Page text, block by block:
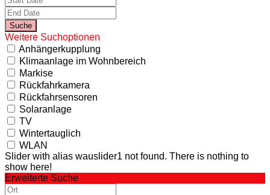
Weitere Suchoptionen
Anhängerkupplung
Klimaanlage im Wohnbereich
Markise
Rückfahrkamera
Rückfahrsensoren
Solaranlage
TV
Wintertauglich
WLAN
Slider with alias wauslider1 not found. There is nothing to
show here!
Erweiterte Suche